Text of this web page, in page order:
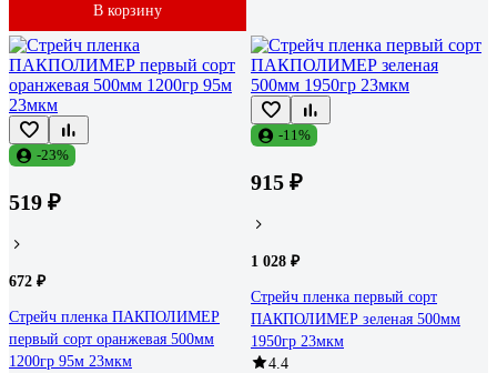
В корзину
-23%
519 ₽
672 ₽
Стрейч пленка ПАКПОЛИМЕР
первый сорт оранжевая 500мм
1200гр 95м 23мкм
-11%
915 ₽
1 028 ₽
Стрейч пленка первый сорт
ПАКПОЛИМЕР зеленая 500мм
1950гр 23мкм
4.4